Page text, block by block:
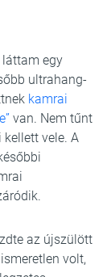
láttam egy
ultrahang-
kamrai
van. Nem tűnt
vele. A
az újszülött
volt,